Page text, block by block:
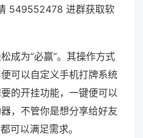
549552478 进群获取软
成为“必赢”。其操作方式
可以自定义手机打牌系统
的开挂功能，一键便可以
，不管你是想分享给好友
可以满足需求。